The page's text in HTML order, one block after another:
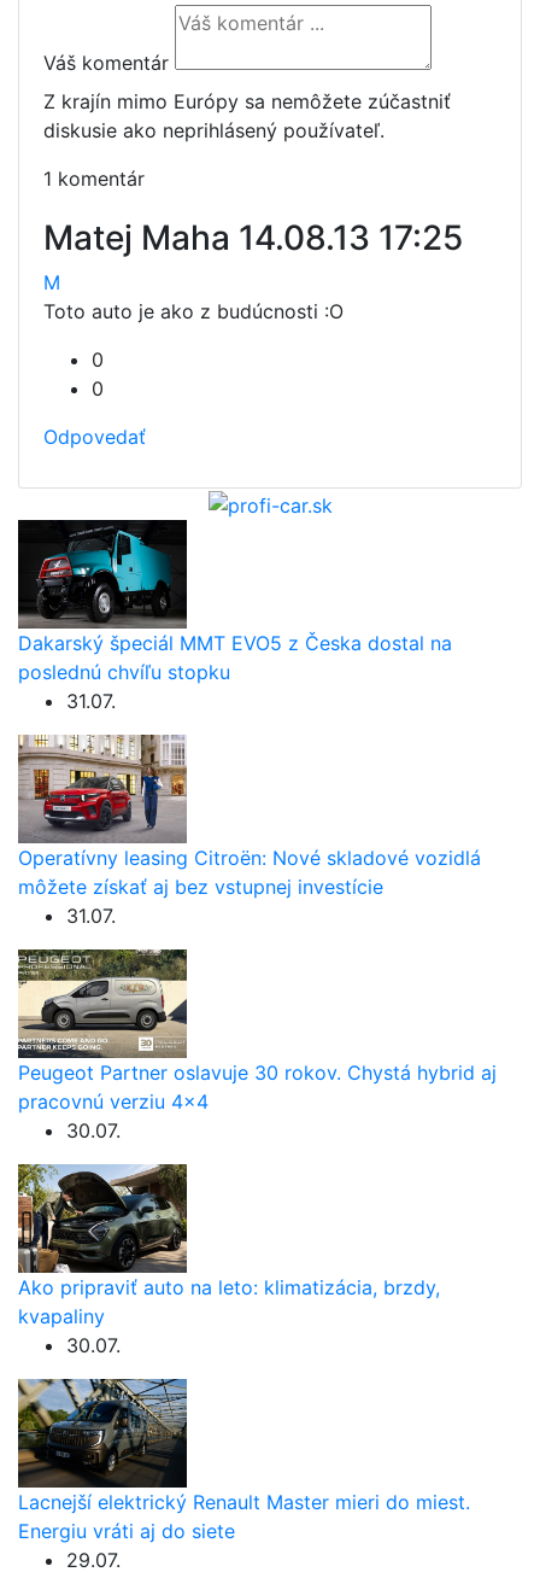
Váš komentár
Z krajín mimo Európy sa nemôžete zúčastniť
diskusie ako neprihlásený používateľ.
1 komentár
Matej Maha 14.08.13 17:25
M
Toto auto je ako z budúcnosti :O
0
0
Odpovedať
Dakarský špeciál MMT EVO5 z Česka dostal na
poslednú chvíľu stopku
31.07.
Operatívny leasing Citroën: Nové skladové vozidlá
môžete získať aj bez vstupnej investície
31.07.
Peugeot Partner oslavuje 30 rokov. Chystá hybrid aj
pracovnú verziu 4×4
30.07.
Ako pripraviť auto na leto: klimatizácia, brzdy,
kvapaliny
30.07.
Lacnejší elektrický Renault Master mieri do miest.
Energiu vráti aj do siete
29.07.